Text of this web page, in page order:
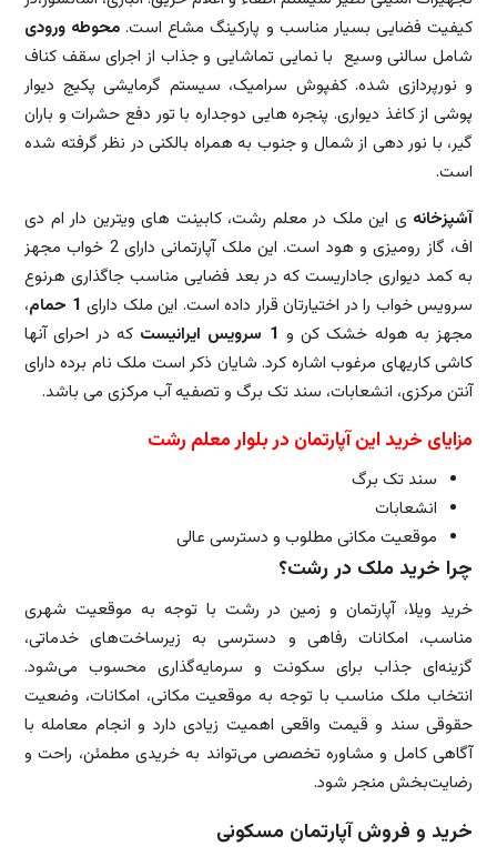
کیفیت فضایی بسیار مناسب و پارکینگ مشاع است. محوطه ورودی
شامل سالنی وسیع با نمایی تماشایی و جذاب از اجرای سقف کناف
و نورپردازی شده. کفپوش سرامیک، سیستم گرمایشی پکیج دیوار
پوشی از کاغذ دیواری. پنجره هایی دوجداره با تور دفع حشرات و باران
گیر، با نور دهی از شمال و جنوب به همراه بالکنی در نظر گرفته شده
است.
آشپزخانه ی این ملک در معلم رشت، کابینت های ویترین دار ام دی
اف، گاز رومیزی و هود است. این ملک آپارتمانی دارای 2 خواب مجهز
به کمد دیواری جاداریست که در بعد فضایی مناسب جاگذاری هرنوع
سرویس خواب را در اختیارتان قرار داده است. این ملک دارای 1 حمام
،
مجهز به هوله خشک کن و 1 سرویس ایرانیست
که در احرای آنها
کاشی کاریهای مرغوب اشاره کرد. شایان ذکر است ملک نام برده دارای
آنتن مرکزی، انشعابات، سند تک برگ و تصفیه آب مرکزی می باشد.
مزایای خرید این آپارتمان در بلوار معلم رشت
سند تک برگ
انشعابات
موقعیت مکانی مطلوب و دسترسی عالی
چرا خرید ملک در رشت؟
خرید ویلا، آپارتمان و زمین در رشت با توجه به موقعیت شهری
مناسب، امکانات رفاهی و دسترسی به زیرساخت‌های خدماتی،
گزینه‌ای جذاب برای سکونت و سرمایه‌گذاری محسوب می‌شود.
انتخاب ملک مناسب با توجه به موقعیت مکانی، امکانات، وضعیت
حقوقی سند و قیمت واقعی اهمیت زیادی دارد و انجام معامله با
آگاهی کامل و مشاوره تخصصی می‌تواند به خریدی مطمئن، راحت و
رضایت‌بخش منجر شود.
خرید و فروش آپارتمان مسکونی